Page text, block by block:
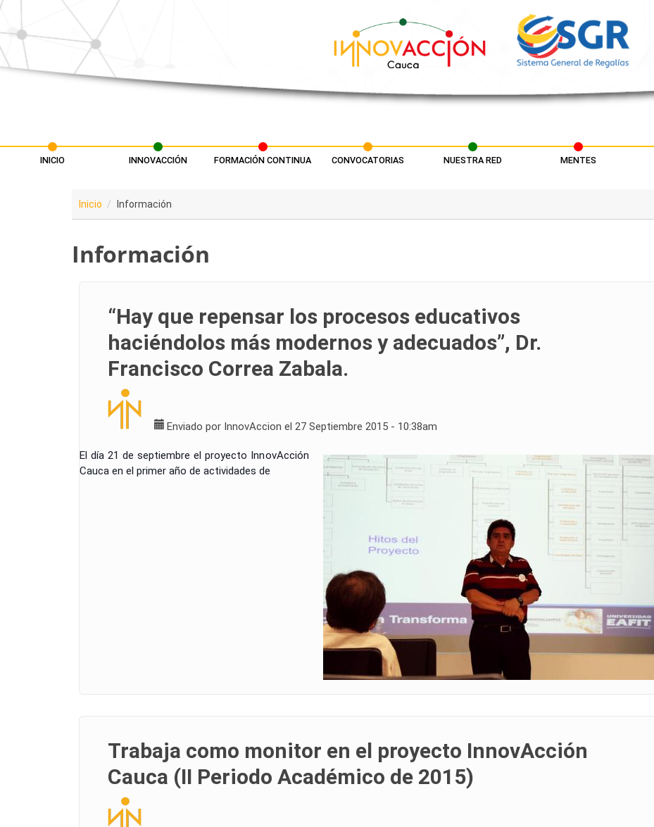
Pasar al contenido principal
INICIO INNOVACCIÓN FORMACIÓN CONTINUA CONVOCATORIAS NUESTRA RED MENTES
Inicio Información
Información
“Hay que repensar los procesos educativos
haciéndolos más modernos y adecuados”, Dr.
Francisco Correa Zabala.
Enviado por InnovAccion el 27 Septiembre 2015 - 10:38am
El día 21 de septiembre el proyecto InnovAcción
Cauca en el primer año de actividades de
Trabaja como monitor en el proyecto InnovAcción
Cauca (II Periodo Académico de 2015)